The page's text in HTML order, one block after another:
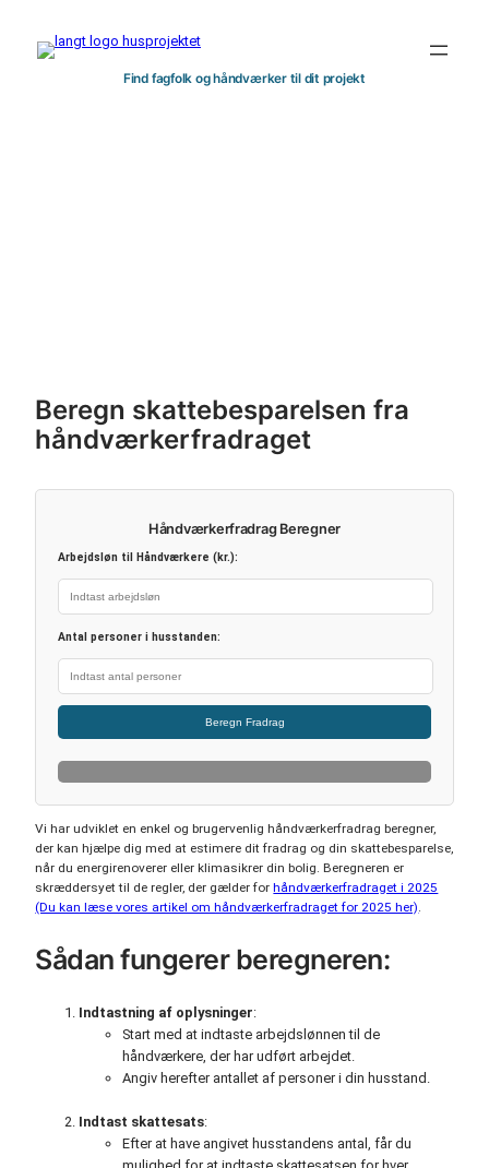
indhold
Find fagfolk og håndværker til dit projekt
Beregn skattebesparelsen fra
håndværkerfradraget
Håndværkerfradrag Beregner
Arbejdsløn til Håndværkere (kr.):
Antal personer i husstanden:
Beregn Fradrag
Vi har udviklet en enkel og brugervenlig håndværkerfradrag beregner,
der kan hjælpe dig med at estimere dit fradrag og din skattebesparelse,
når du energirenoverer eller klimasikrer din bolig. Beregneren er
skræddersyet til de regler, der gælder forhåndværkerfradraget i 2025
(Du kan læse vores artikel om håndværkerfradraget for 2025 her).
Sådan fungerer beregneren:
Indtastning af oplysninger:
Start med at indtaste arbejdslønnen til de
håndværkere, der har udført arbejdet.
Angiv herefter antallet af personer i din husstand.
Indtast skattesats:
Efter at have angivet husstandens antal, får du